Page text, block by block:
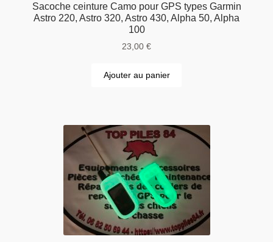
Sacoche ceinture Camo pour GPS types Garmin
Astro 220, Astro 320, Astro 430, Alpha 50, Alpha
100
23,00 €
Ajouter au panier